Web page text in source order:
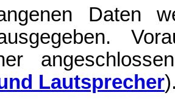
Daten
Lautsprecher